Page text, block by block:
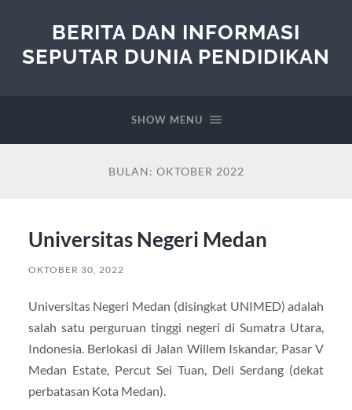
BERITA DAN INFORMASI
SEPUTAR DUNIA PENDIDIKAN
SHOW MENU
BULAN: OKTOBER 2022
Universitas Negeri Medan
OKTOBER 30, 2022
Universitas Negeri Medan (disingkat UNIMED) adalah
salah satu perguruan tinggi negeri di Sumatra Utara,
Indonesia. Berlokasi di Jalan Willem Iskandar, Pasar V
Medan Estate, Percut Sei Tuan, Deli Serdang (dekat
perbatasan Kota Medan).